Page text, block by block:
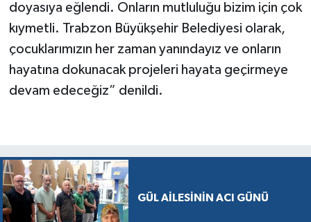
doyasıya eğlendi. Onların mutluluğu bizim için çok
kıymetli. Trabzon Büyükşehir Belediyesi olarak,
çocuklarımızın her zaman yanındayız ve onların
hayatına dokunacak projeleri hayata geçirmeye
devam edeceğiz” denildi.
GÜL AİLESİNİN ACI GÜNÜ